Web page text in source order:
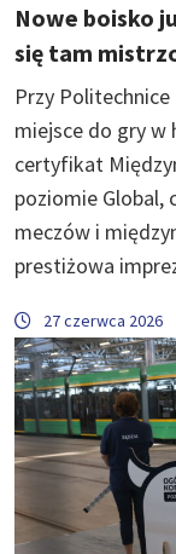
Nowe boisko
się tam
Przy
miejsce do gry w
certyfikat
poziomie Global,
meczów i
prestiżowa
27 czerwca 2026